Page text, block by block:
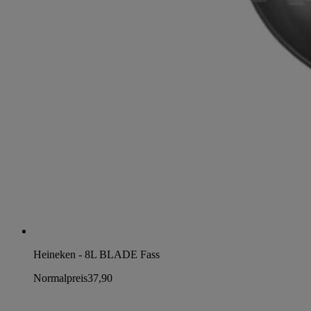
Heineken - 8L BLADE Fass
Normalpreis37,90